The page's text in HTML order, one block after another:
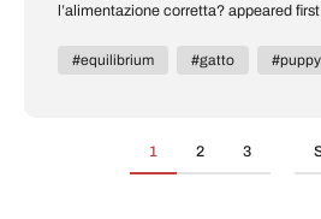
l’alimentazione corretta? appeared
#equilibrium
#gatto #puppy
1 2 3